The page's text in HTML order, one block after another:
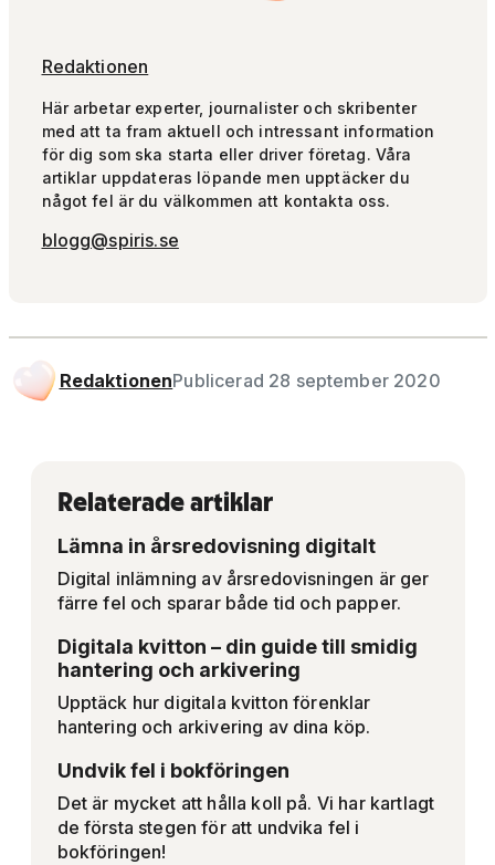
Redaktionen
Här arbetar experter, journalister och skribenter
med att ta fram aktuell och intressant information
för dig som ska starta eller driver företag. Våra
artiklar uppdateras löpande men upptäcker du
något fel är du välkommen att kontakta oss.
blogg@spiris.se
RedaktionenPublicerad 28 september 2020
Relaterade artiklar
Lämna in årsredovisning digitalt
Digital inlämning av årsredovisningen är ger
färre fel och sparar både tid och papper.
Digitala kvitton – din guide till smidig
hantering och arkivering
Upptäck hur digitala kvitton förenklar
hantering och arkivering av dina köp.
Undvik fel i bokföringen
Det är mycket att hålla koll på. Vi har kartlagt
de första stegen för att undvika fel i
bokföringen!